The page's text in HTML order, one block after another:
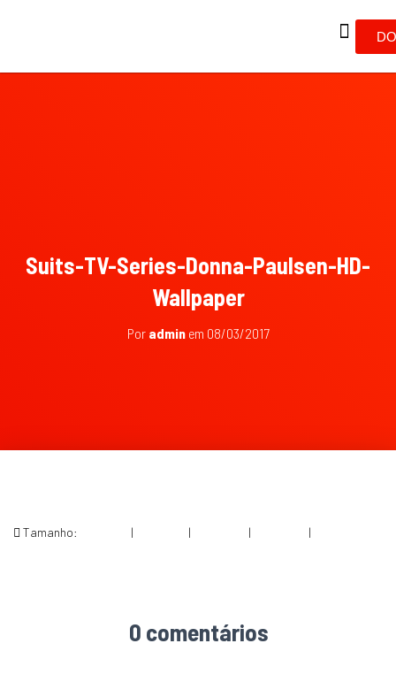
Suits-TV-Series-Donna-Paulsen-HD-
Wallpaper
Por adminem 08/03/2017
Tamanho: | | | |
0 comentários